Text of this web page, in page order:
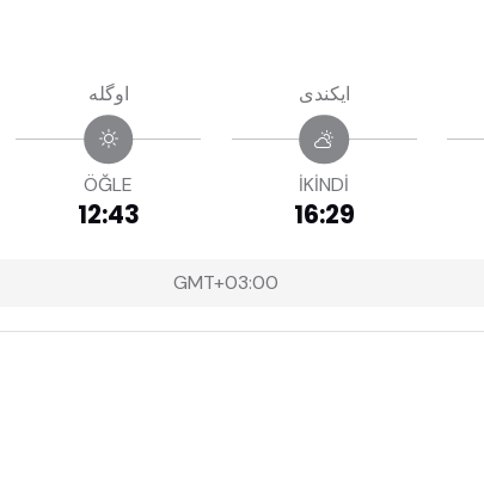
اوگله
ÖĞLE
12:43
ايكندى
İKİNDİ
16:29
GMT+03:00